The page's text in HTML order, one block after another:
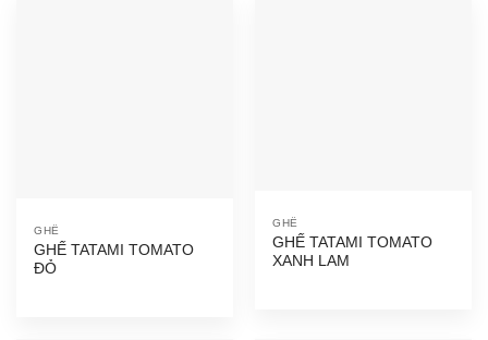
GHẾ
GHẾ TATAMI TOMATO
ĐỎ
GHẾ
GHẾ TATAMI TOMATO
XANH LAM